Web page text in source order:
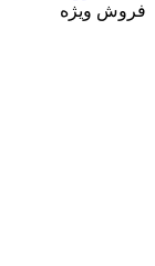
فروش ویژه